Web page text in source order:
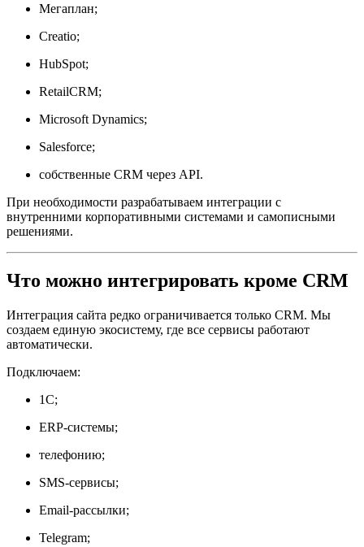
Мегаплан;
Creatio;
HubSpot;
RetailCRM;
Microsoft Dynamics;
Salesforce;
собственные CRM через API.
При необходимости разрабатываем интеграции с
внутренними корпоративными системами и самописными
решениями.
Что можно интегрировать кроме CRM
Интеграция сайта редко ограничивается только CRM. Мы
создаем единую экосистему, где все сервисы работают
автоматически.
Подключаем:
1С;
ERP-системы;
телефонию;
SMS-сервисы;
Email-рассылки;
Telegram;